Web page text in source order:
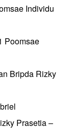
Individu
Poomsae
Bripda Rizky
Prasetia –